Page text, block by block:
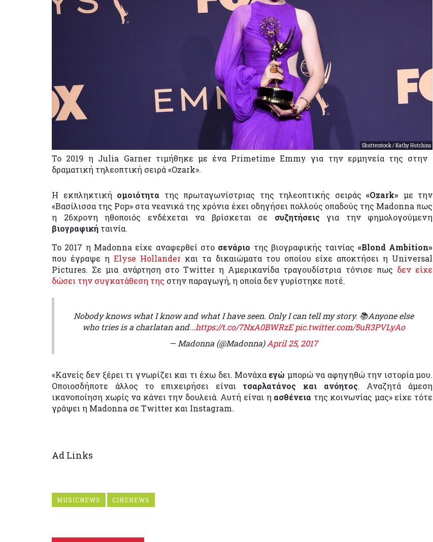
Shutterstock / Kathy Hutchins
Το 2019 η Julia Garner τιμήθηκε με ένα Primetime Emmy για την ερμηνεία της στην
δραματική τηλεοπτική σειρά «Ozark».
Η εκπληκτική ομοιότητα της πρωταγωνίστριας της τηλεοπτικής σειράς «Ozark» με την
«Βασίλισσα της Pop» στα νεανικά της χρόνια έχει οδηγήσει πολλούς οπαδούς της Madonna πως
η 26χρονη ηθοποιός ενδέχεται να βρίσκεται σε συζητήσεις για την φημολογούμενη
βιογραφική ταινία.
Το 2017 η Madonna είχε αναφερθεί στο σενάριο της βιογραφικής ταινίας «Blond Ambition»
που έγραψε ηElyse Hollander και τα δικαιώματα του οποίου είχε αποκτήσει η Universal
Pictures. Σε μια ανάρτηση στο Twitter η Αμερικανίδα τραγουδίστρια τόνισε πως δεν είχε
δώσει την συγκατάθεση της στην παραγωγή, η οποία δεν γυρίστηκε ποτέ.
Nobody knows what I know and what I have seen. Only I can tell my story. 📚Anyone else
who tries is a charlatan and...https://t.co/7NxA0BWRzE pic.twitter.com/5uR3PVLyAo
— Madonna (@Madonna)April 25, 2017
«Κανείς δεν ξέρει τι γνωρίζει και τι έχω δει. Μονάχα εγώ μπορώ να αφηγηθώ την ιστορία μου.
Οποιοσδήποτε άλλος το επιχειρήσει είναι τσαρλατάνος και ανόητος. Αναζητά άμεση
ικανοποίηση χωρίς να κάνει την δουλειά. Αυτή είναι η ασθένεια της κοινωνίας μας» είχε τότε
γράψει η Madonna σε Twitter και Instagram.
Ad Links
MUSICNEWS CINENEWS